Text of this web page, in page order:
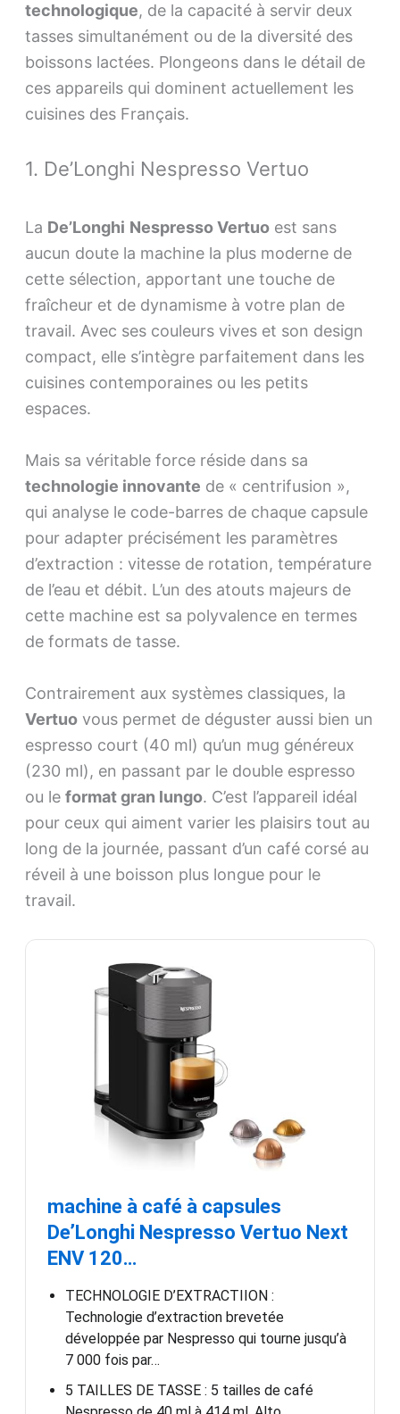
technologique, de la capacité à servir deux
tasses simultanément ou de la diversité des
boissons lactées. Plongeons dans le détail de
ces appareils qui dominent actuellement les
cuisines des Français.
1. De’Longhi Nespresso Vertuo
La De’Longhi Nespresso Vertuoest sans
aucun doute la machine la plus moderne de
cette sélection, apportant une touche de
fraîcheur et de dynamisme à votre plan de
travail. Avec ses couleurs vives et son design
compact, elle s’intègre parfaitement dans les
cuisines contemporaines ou les petits
espaces.
Mais sa véritable force réside dans sa
technologie innovante de « centrifusion »,
qui analyse le code-barres de chaque capsule
pour adapter précisément les paramètres
d’extraction : vitesse de rotation, température
de l’eau et débit. L’un des atouts majeurs de
cette machine est sa polyvalence en termes
de formats de tasse.
Contrairement aux systèmes classiques, la
Vertuovous permet de déguster aussi bien un
espresso court (40 ml) qu’un mug généreux
(230 ml), en passant par le double espresso
ou le format gran lungo. C’est l’appareil idéal
pour ceux qui aiment varier les plaisirs tout au
long de la journée, passant d’un café corsé au
réveil à une boisson plus longue pour le
travail.
machine à café à capsules
De’Longhi Nespresso Vertuo Next
ENV 120…
TECHNOLOGIE D’EXTRACTIION :
Technologie d’extraction brevetée
développée par Nespresso qui tourne jusqu’à
7 000 fois par…
5 TAILLES DE TASSE : 5 tailles de café